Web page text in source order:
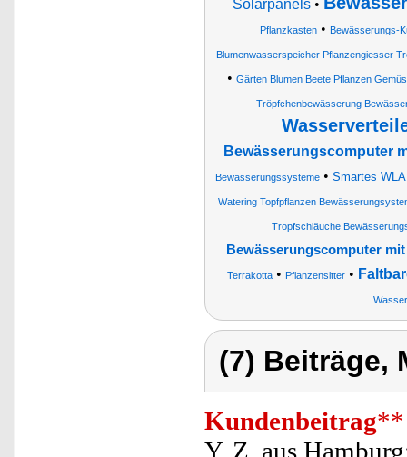
Solarpanels •
Pflanzkasten• Bewässerungs-
Blumenwasserspeicher Pflanzengiesser
• Gärten Blumen Beete Pflanzen
Tröpfchenbewässerung
Bewässerungscomputer
Bewässerungssysteme• Smartes
Watering Topfpflanzen
Tropfschläuche
Bewässerungscomputer
Terrakotta • Pflanzensitter •
(7) Beiträge,
Kundenbeitrag**
Y. Z. aus